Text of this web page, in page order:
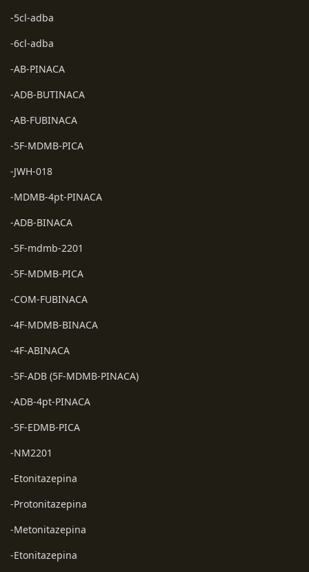
-5cl-adba
-6cl-adba
-AB-PINACA
-ADB-BUTINACA
-AB-FUBINACA
-5F-MDMB-PICA
-JWH-018
-MDMB-4pt-PINACA
-ADB-BINACA
-5F-mdmb-2201
-5F-MDMB-PICA
-COM-FUBINACA
-4F-MDMB-BINACA
-4F-ABINACA
-5F-ADB (5F-MDMB-PINACA)
-ADB-4pt-PINACA
-5F-EDMB-PICA
-NM2201
-Etonitazepina
-Protonitazepina
-Metonitazepina
-Etonitazepina